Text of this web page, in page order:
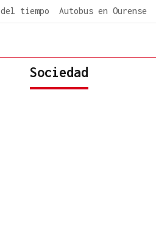
tiempo Autobus en Ourense
Sociedad